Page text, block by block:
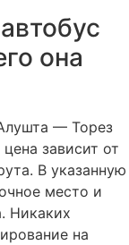
она
— Торез
зависит от
В указанную
место и
Никаких
на